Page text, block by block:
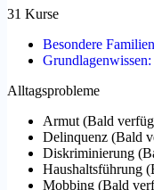
31 Kurse
Besondere
Alltagsprobleme
Armut (Bald
Delinquenz (Bald
Diskriminierung (
Haushaltsführung (
Mobbing (Bald